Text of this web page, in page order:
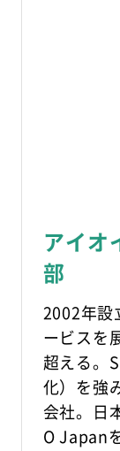
アイオ
部
2002年設
ービスを
超える。
化）を強
会社。日
O Japan